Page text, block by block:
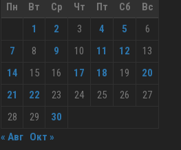
Пн
Вт Ср Чт Пт Сб
Вс
1
2 3 4 5
6
7
8 9 10 11 12
13
14
15 16 17 18 19
20
21
22 23 24 25 26
27
28
29
30
« Авг Окт »